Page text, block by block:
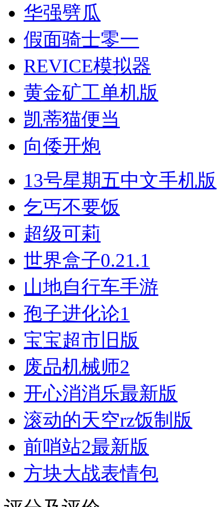
华强劈瓜
假面骑士零一
REVICE模拟器
黄金矿工单机版
凯蒂猫便当
向倭开炮
13号星期五中文手机版
乞丐不要饭
超级可莉
世界盒子0.21.1
山地自行车手游
孢子进化论1
宝宝超市旧版
废品机械师2
开心消消乐最新版
滚动的天空rz饭制版
前哨站2最新版
方块大战表情包